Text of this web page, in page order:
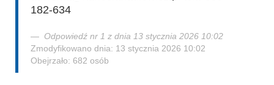
182-634
Odpowiedź nr 1 z dnia 13 stycznia 2026 10:02
Zmodyfikowano dnia: 13 stycznia 2026 10:02
Obejrzało: 682 osób